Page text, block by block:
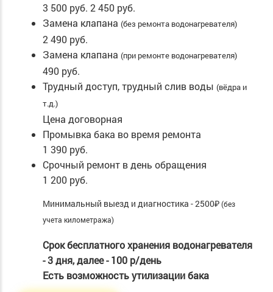
3 500 руб. 2 450 руб.
Замена клапана (без ремонта водонагревателя)
2 490 руб.
Замена клапана (при ремонте водонагревателя)
490 руб.
Трудный доступ, трудный слив воды (вёдра и
т.д.)
Цена договорная
Промывка бака во время ремонта
1 390 руб.
Срочный ремонт в день обращения
1 200 руб.
Минимальный выезд и диагностика - 2500₽ (без
учета километража)
Срок бесплатного хранения водонагревателя
- 3 дня, далее - 100 р/день
Есть возможность утилизации бака